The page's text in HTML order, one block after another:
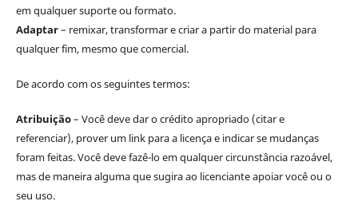
em qualquer suporte ou formato.
Adaptar– remixar, transformar e criar a partir do material para
qualquer fim, mesmo que comercial.
De acordo com os seguintes termos:
Atribuição– Você deve dar o crédito apropriado (citar e
referenciar), prover um link para a licença e indicar se mudanças
foram feitas. Você deve fazê-lo em qualquer circunstância razoável,
mas de maneira alguma que sugira ao licenciante apoiar você ou o
seu uso.